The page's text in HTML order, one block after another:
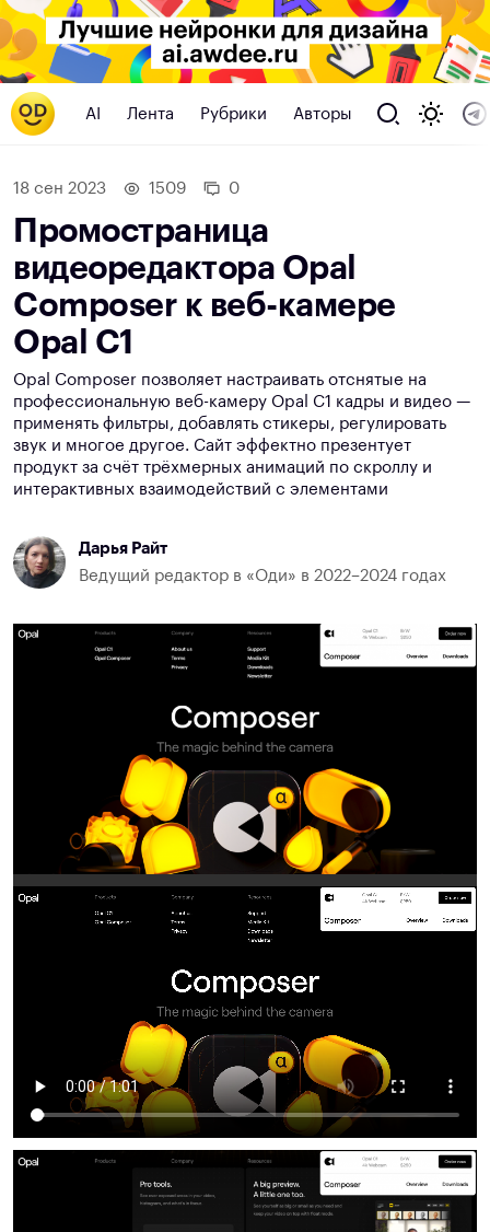
AI Лента Рубрики Авторы
18 сен 2023 1509 0
Промостраница
видеоредактора Opal
Composer к веб-камере
Opal C1
Opal Composer позволяет настраивать отснятые на
профессиональную веб-камеру Opal C1 кадры и видео —
применять фильтры, добавлять стикеры, регулировать
звук и многое другое. Сайт эффектно презентует
продукт за счёт трёхмерных анимаций по скроллу и
интерактивных взаимодействий с элементами
Дарья Райт
Ведущий редактор в «Оди» в 2022–2024 годах